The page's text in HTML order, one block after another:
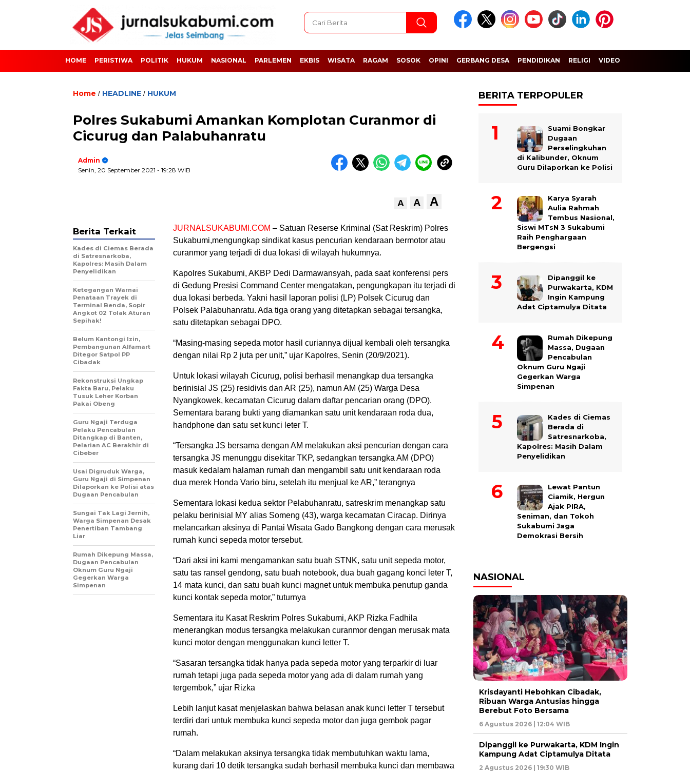
HOME PERISTIWA POLITIK HUKUM NASIONAL PARLEMEN EKBIS WISATA RAGAM SOSOK OPINI GERBANG DESA PENDIDIKAN RELIGI VIDEO
Home / HEADLINE / HUKUM
Polres Sukabumi Amankan Komplotan Curanmor di
Cicurug dan Palabuhanratu
Admin
Senin, 20 September 2021 - 19:28 WIB
A A A
JURNALSUKABUMI.COM – Satuan Reserse Kriminal (Sat Reskrim) Polres
Sukabumi,mengungkap sindikat kasus pencurian kendaraan bermotor atau
curanmor yang terjadi di dua lokasi di wilayah hukumnya.
Kapolres Sukabumi, AKBP Dedi Darmawansyah, pada saat konferensi pers
di Gedung Presisi Command Center mengatakan, pengungkapan itu terjadi di
dua lokasi berbeda. Yakni hasil laporan polisi (LP) Polsek Cicurug dan
Polsek Palabuhanratu. Ada tiga orang yang ditetapkan sebagai tersangka,
satu ditetapkan sebagai DPO.
“Masing-masing sepeda motor hasil curiannya dijual kembali oleh tersangka
dengan nilai Rp 2 juta per unit,” ujar Kapolres, Senin (20/9/2021).
Untuk lokasi wilayah Cicurug, polisi berhasil menangkap dua tersangka
berinisial JS (25) residivis dan AR (25), namun AM (25) Warga Desa
Nyangkowek, kecamatan Cicurug dalam daftar pencarian orang (DPO).
Sementara barang bukti yang diamankan satu unit kendaraan roda dua,
handphone dan satu set kunci leter T.
“Tersangka JS bersama dengan AM melakukan aksi pencurian dengan cara
tersangka JS menunggu disekitar TKP, sedangkan tersangka AM (DPO)
masuk kedalam halaman rumah dan mengambil satu unit kendaraan roda
dua merek Honda Vario biru, setelah itu menjual ke AR,” terangnya
Sementara lokasi kedua sektor Pelabuhanratu, satreskrim menangkap satu
pelaku berinisial MY alias Someng (43), warga kecamatan Ciracap. Dirinya
melancarkan aksinya di Pantai Wisata Gado Bangkong dengan cara merusak
rumah kunci sepeda motor tersebut.
“Dari aksi ini kami mengamankan satu buah STNK, satu unit sepeda motor,
satu tas ransel gendong, satu buah notebook, dua buah gagang konci leter T,
14 mata kunci, dan satu buah kunci magnet untuk membuka penutup ganda
kunci kontak sepeda motor,” tuturnya
Sementara itu Kasat Reskrim Polres Sukabumi, AKP Rizka Fadhila
menerangkan modus tersangka melakukan curanmor dengan merusak mata
kunci motor dengan menggunakan kunci letter T.
“Sasaran tersangka tidak hanya pada sepeda motor yang terparkir di luar
rumah tetapi juga pada sepeda motor yang ada di dalam rumah yang
tergembok,” ujar Rizka
Lebih lanjut kasat menjelaskan bahwa belasan anak kunci letter T tersebut
terdiri dari untuk membuka kunci sepeda motor dan juga gembok pagar
rumah.
“Dalam melakukan aksinya tersangka tidak membutuhkan waktu lama,
kurang dari 10 detik tersangka sudah berhasil membuka kunci dan membawa
Berita Terkait
Kades di Ciemas Berada
di Satresnarkoba,
Kapolres: Masih Dalam
Penyelidikan
Ketegangan Warnai
Penataan Trayek di
Terminal Benda, Sopir
Angkot 02 Tolak Aturan
Sepihak!
Belum Kantongi Izin,
Pembangunan Alfamart
Ditegor Satpol PP
Cibadak
Rekonstruksi Ungkap
Fakta Baru, Pelaku
Tusuk Leher Korban
Pakai Obeng
Guru Ngaji Terduga
Pelaku Pencabulan
Ditangkap di Banten,
Pelarian AC Berakhir di
Cibeber
Usai Digruduk Warga,
Guru Ngaji di Simpenan
Dilaporkan ke Polisi atas
Dugaan Pencabulan
Sungai Tak Lagi Jernih,
Warga Simpenan Desak
Penertiban Tambang
Liar
Rumah Dikepung Massa,
Dugaan Pencabulan
Oknum Guru Ngaji
Gegerkan Warga
Simpenan
BERITA TERPOPULER
Suami Bongkar
Dugaan
Perselingkuhan
di Kalibunder, Oknum
Guru Dilaporkan ke Polisi
Karya Syarah
Aulia Rahmah
Tembus Nasional,
Siswi MTsN 3 Sukabumi
Raih Penghargaan
Bergengsi
Dipanggil ke
Purwakarta, KDM
Ingin Kampung
Adat Ciptamulya Ditata
Rumah Dikepung
Massa, Dugaan
Pencabulan
Oknum Guru Ngaji
Gegerkan Warga
Simpenan
Kades di Ciemas
Berada di
Satresnarkoba,
Kapolres: Masih Dalam
Penyelidikan
Lewat Pantun
Ciamik, Hergun
Ajak PIRA,
Seniman, dan Tokoh
Sukabumi Jaga
Demokrasi Bersih
NASIONAL
Krisdayanti Hebohkan Cibadak,
Ribuan Warga Antusias hingga
Berebut Foto Bersama
6 Agustus 2026 | 12:04 WIB
Dipanggil ke Purwakarta, KDM Ingin
Kampung Adat Ciptamulya Ditata
2 Agustus 2026 | 19:30 WIB